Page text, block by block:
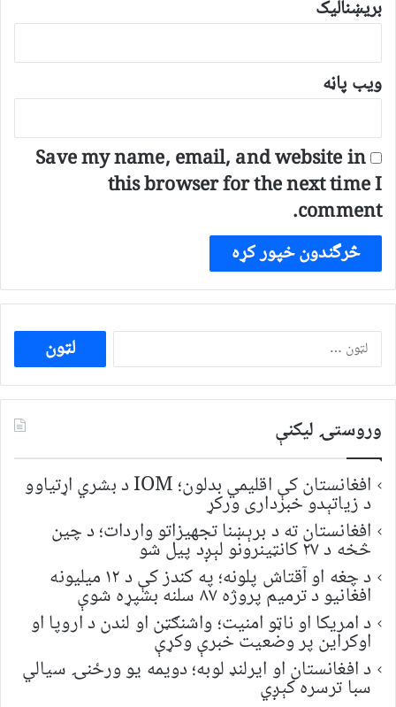
بریښنالیک
ویب پاڼه
Save my name, email, and website in
this browser for the next time I
comment.
ددی
لپاره
لټون:
وروستۍ ليکنې
افغانستان کې اقلیمي بدلون؛ IOM د بشري اړتیاوو
د زیاتېدو خبرداری ورکړ
افغانستان ته د برېښنا تجهیزاتو واردات؛ د چین
څخه د ۲۷ کانټینرونو لېږد پیل شو
د چغه او آقتاش پلونه؛ په کندز کې د ۱۲ میلیونه
افغانیو د ترمیم پروژه ۸۷ سلنه بشپړه شوې
د امریکا او ناټو امنیت؛ واشنګټن او لندن د اروپا او
اوکراین پر وضعیت خبرې وکړې
د افغانستان او ایرلنډ لوبه؛ دویمه یو ورځنۍ سیالي
سبا ترسره کېږي